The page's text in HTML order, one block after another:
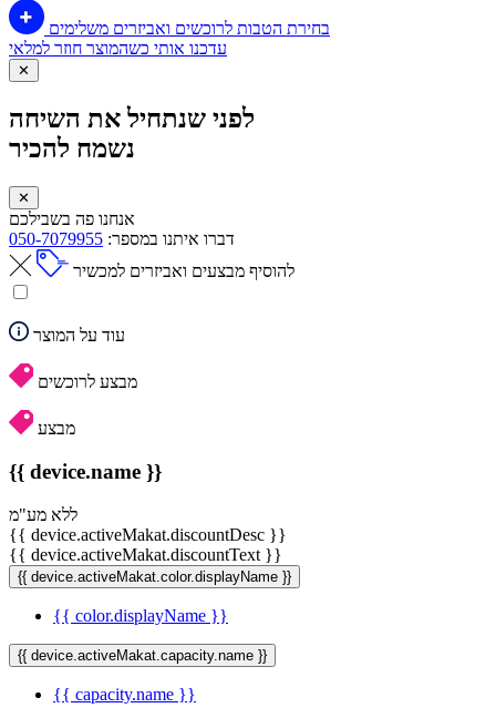
בחירת הטבות לרוכשים ואביזרים משלימים
עדכנו אותי כשהמוצר חוזר למלאי
✕
לפני שנתחיל את השיחה
נשמח להכיר
✕
אנחנו פה בשבילכם
דברו איתנו במספר: 050-7079955
להוסיף מבצעים ואביזרים למכשיר
עוד על המוצר
מבצע לרוכשים
מבצע
{{ device.name }}
ללא מע"מ
{{ device.activeMakat.discountDesc }}
{{ device.activeMakat.discountText }}
{{ device.activeMakat.color.displayName }}
{{ color.displayName }}
{{ device.activeMakat.capacity.name }}
{{ capacity.name }}